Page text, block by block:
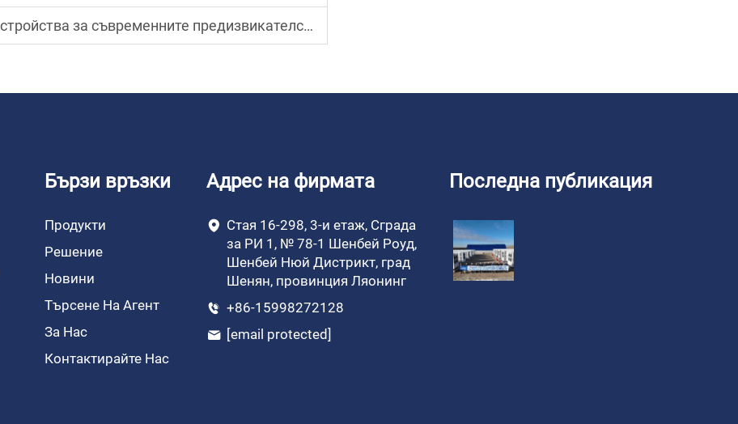
предизвикателства в разпределението на енергия
Бързи връзки
Продукти
Решение
Новини
Търсене На Агент
За Нас
Контактирайте Нас
Адрес на фирмата
Стая 16-298, 3-и етаж, Сграда
за РИ 1, № 78-1 Шенбей Роуд,
Шенбей Нюй Дистрикт, град
Шенян, провинция Ляонинг
+86-15998272128
[email protected]
Последна публикация